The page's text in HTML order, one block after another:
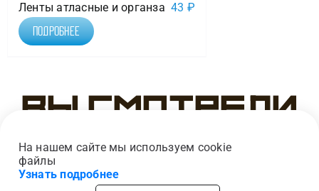
Ленты атласные и органза 43 ₽
Подробнее
Вы смотрели
На нашем сайте мы используем cookie
файлы
Узнать подробнее